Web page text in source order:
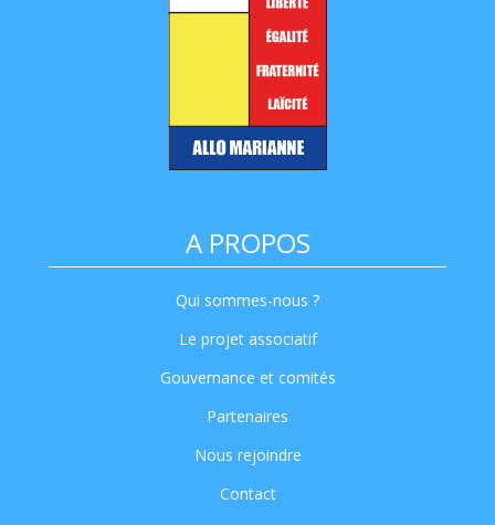
A PROPOS
Qui sommes-nous ?
Le projet associatif
Gouvernance et comités
Partenaires
Nous rejoindre
Contact